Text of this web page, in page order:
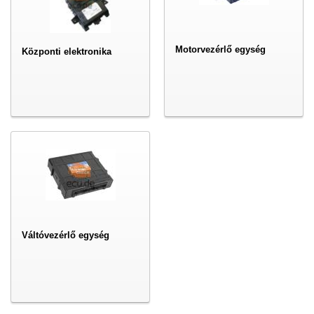
Központi elektronika Motorvezérlő egység
Váltóvezérlő egység